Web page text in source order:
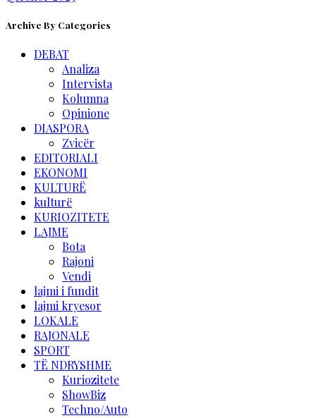
Archive By Categories
DEBAT
Analiza
Intervista
Kolumna
Opinione
DIASPORA
Zvicër
EDITORIALI
EKONOMI
KULTURË
kulturë
KURIOZITETE
LAJME
Bota
Rajoni
Vendi
lajmi i fundit
lajmi kryesor
LOKALE
RAJONALE
SPORT
TË NDRYSHME
Kuriozitete
ShowBiz
Techno/Auto